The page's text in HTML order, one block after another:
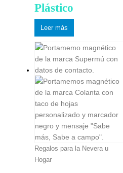
Plástico
Leer más
Regalos para la Nevera u
Hogar